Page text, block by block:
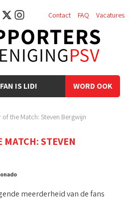
WORD OOK
IS LID!
Contact FAQ Vacatures
of the Match: Steven Bergwijn
MATCH: STEVEN
meerderheid van de fans